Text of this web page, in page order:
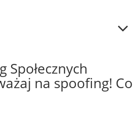
Społecznych
na spoofing! Co